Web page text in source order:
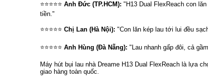
⭐⭐⭐⭐⭐ Anh Đức (TP.HCM): "H13 Dual FlexReach con
tiền."
⭐⭐⭐⭐⭐ Chị Lan (Hà Nội): "Con lăn kép lau tới lui đều
⭐⭐⭐⭐⭐ Anh Hùng (Đà Nẵng): "Lau nhanh gấp đôi, cả
Máy hút bụi lau nhà Dreame H13 Dual FlexReach là lựa
giao hàng toàn quốc.